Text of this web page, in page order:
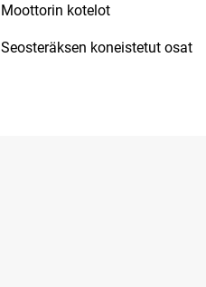
Moottorin kotelot
Seosteräksen koneistetut osat